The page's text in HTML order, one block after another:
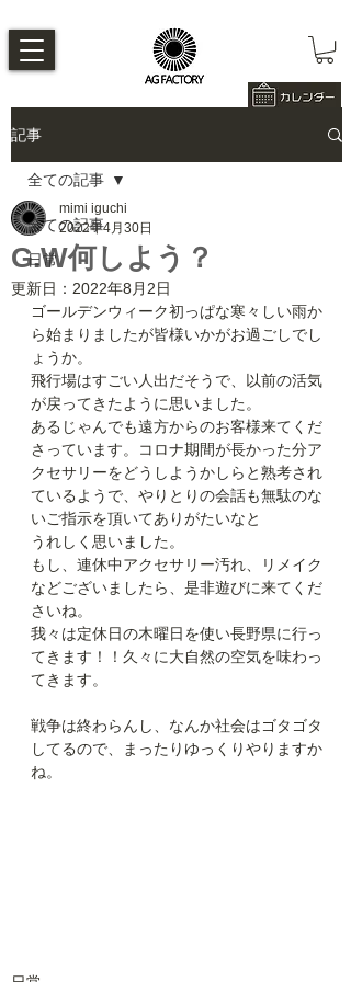
記事
全ての記事
日常
全ての記事
G.W何しよう？
mimi iguchi
2022年4月30日
更新日： 2022年8月2日
ゴールデンウィーク初っぱな寒々しい雨か
ら始まりましたが皆様いかがお過ごしでし
ょうか。
飛行場はすごい人出だそうで、以前の活気
が戻ってきたように思いました。
あるじゃんでも遠方からのお客様来てくだ
さっています。コロナ期間が長かった分ア
クセサリーをどうしようかしらと熟考され
ているようで、やりとりの会話も無駄のな
いご指示を頂いてありがたいなと
うれしく思いました。
もし、連休中アクセサリー汚れ、リメイク
などございましたら、是非遊びに来てくだ
さいね。
我々は定休日の木曜日を使い長野県に行っ
てきます！！久々に大自然の空気を味わっ
てきます。
戦争は終わらんし、なんか社会はゴタゴタ
してるので、まったりゆっくりやりますか
ね。